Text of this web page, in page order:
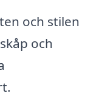
och stilen
och